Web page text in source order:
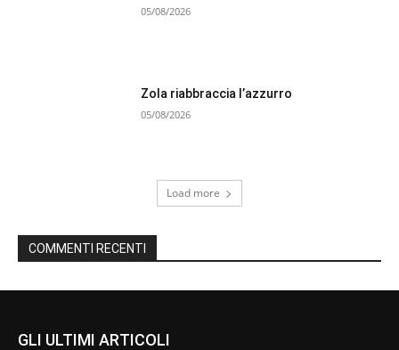
05/08/2026
Zola riabbraccia l’azzurro
05/08/2026
Load more
COMMENTI RECENTI
GLI ULTIMI ARTICOLI